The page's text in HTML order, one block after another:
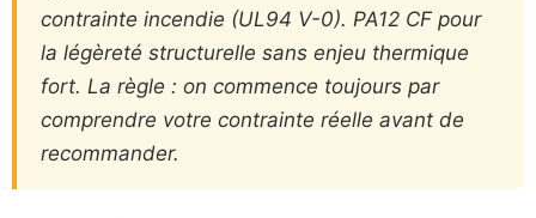
contrainte incendie (UL94 V-0). PA12 CF pour
la légèreté structurelle sans enjeu thermique
fort. La règle : on commence toujours par
comprendre votre contrainte réelle avant de
recommander.